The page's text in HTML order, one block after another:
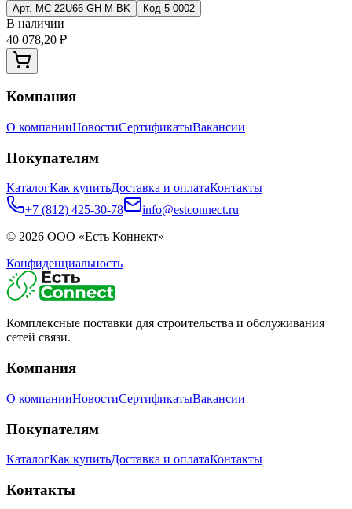
Арт. MC-22U66-GH-M-BK Код 5-0002
В наличии
40 078,20 ₽
Компания
О компанииНовостиСертификатыВакансии
Покупателям
КаталогКак купитьДоставка и оплатаКонтакты
+7 (812) 425-30-78
info@estconnect.ru
© 2026 ООО «Есть Коннект»
Конфиденциальность
Комплексные поставки для строительства и обслуживания
сетей связи.
Компания
О компанииНовостиСертификатыВакансии
Покупателям
КаталогКак купитьДоставка и оплатаКонтакты
Контакты